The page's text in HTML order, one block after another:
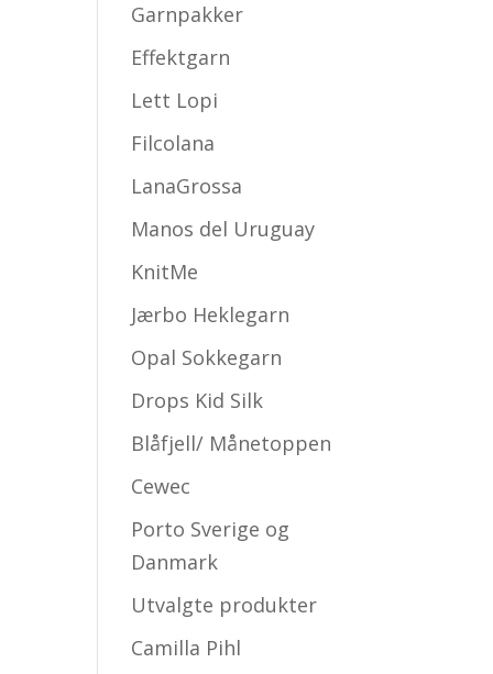
Garnpakker
Effektgarn
Lett Lopi
Filcolana
LanaGrossa
Manos del Uruguay
KnitMe
Jærbo Heklegarn
Opal Sokkegarn
Drops Kid Silk
Blåfjell/ Månetoppen
Cewec
Porto Sverige og
Danmark
Utvalgte produkter
Camilla Pihl